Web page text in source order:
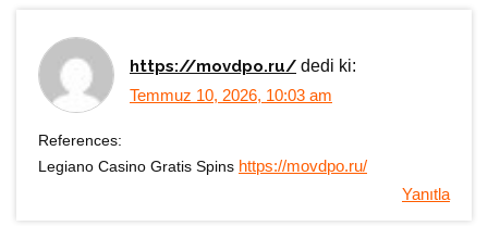
https://movdpo.ru/ dedi ki:
Temmuz 10, 2026, 10:03 am
References:
Legiano Casino Gratis Spins https://movdpo.ru/
Yanıtla